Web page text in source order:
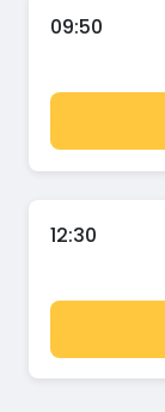
09:50
12:30